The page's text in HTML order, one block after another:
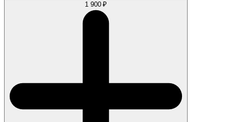
1 900 ₽